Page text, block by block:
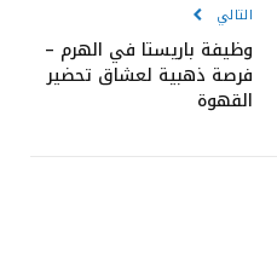
التالي
وظيفة باريستا في الهرم –
فرصة ذهبية لعشاق تحضير
القهوة